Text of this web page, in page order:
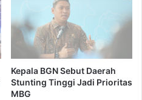
Kepala BGN Sebut Daerah
Stunting Tinggi Jadi Prioritas
MBG